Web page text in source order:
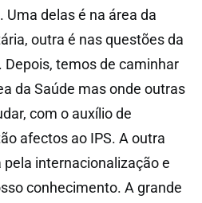
delas é na área da
outra é nas questões da
temos de caminhar
da Saúde mas onde outras
com o auxílio de
afectos ao IPS. A outra
internacionalização e
conhecimento. A grande